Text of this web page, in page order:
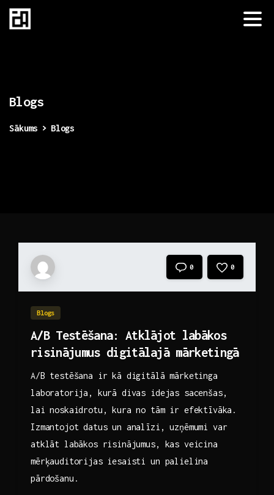
Blogs
Sākums Blogs
0 0
Blogs
A/B Testēšana: Atklājot labākos
risinājumus digitālajā mārketingā
A/B testēšana ir kā digitālā mārketinga
laboratorija, kurā divas idejas sacenšas,
lai noskaidrotu, kura no tām ir efektīvāka.
Izmantojot datus un analīzi, uzņēmumi var
atklāt labākos risinājumus, kas veicina
mērķauditorijas iesaisti un palielina
pārdošanu.